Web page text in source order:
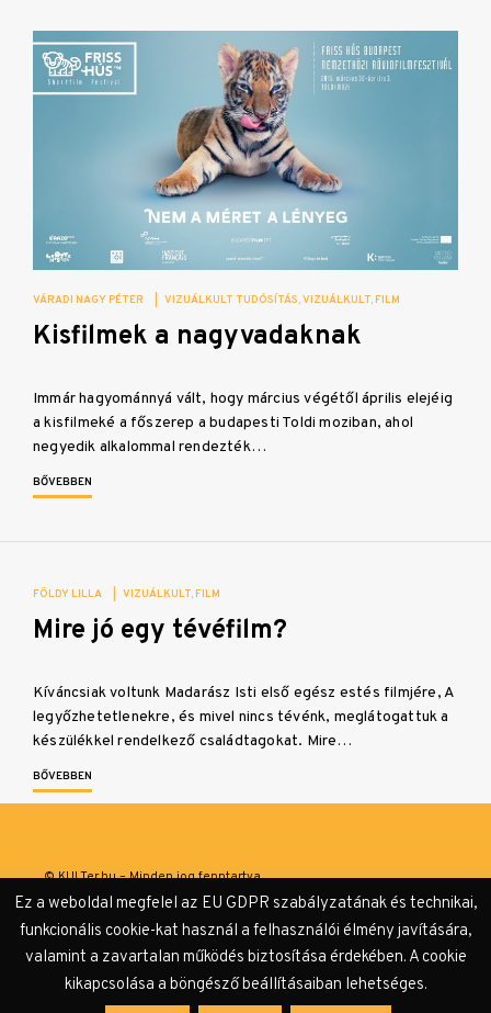
VÁRADI NAGY PÉTER VIZUÁLKULT TUDÓSÍTÁS VIZUÁLKULT FILM
Kisfilmek a nagyvadaknak
Immár hagyománnyá vált, hogy március végétől április elejéig
a kisfilmeké a főszerep a budapesti Toldi moziban, ahol
negyedik alkalommal rendezték…
BŐVEBBEN
FÖLDY LILLA VIZUÁLKULT FILM
Mire jó egy tévéfilm?
Kíváncsiak voltunk Madarász Isti első egész estés filmjére, A
legyőzhetetlenekre, és mivel nincs tévénk, meglátogattuk a
készülékkel rendelkező családtagokat. Mire…
BŐVEBBEN
© KULTer.hu – Minden jog fenntartva
Adatvédelmi tájékoztató
Ez a weboldal megfelel az EU GDPR szabályzatának és technikai,
funkcionális cookie-kat használ a felhasználói élmény javítására,
valamint a zavartalan működés biztosítása érdekében. A cookie
kikapcsolása a böngésző beállításaiban lehetséges.